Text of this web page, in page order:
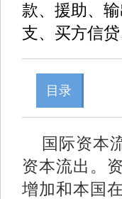
款、援助、
支、买方信
目录
国际资本
资本流出。
增加和本国